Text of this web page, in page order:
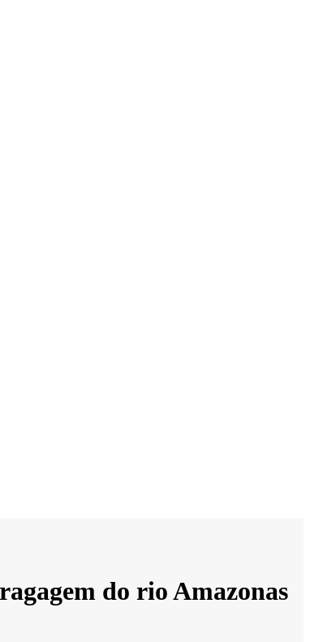
do rio Amazonas